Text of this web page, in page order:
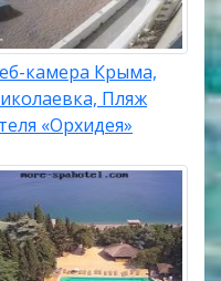
камера Крыма,
Пляж
«Орхидея»